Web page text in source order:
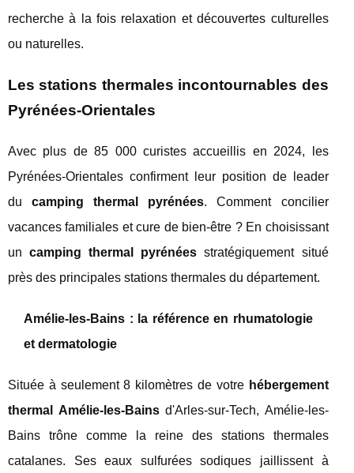
recherche à la fois relaxation et découvertes culturelles
ou naturelles.
Les stations thermales incontournables des
Pyrénées-Orientales
Avec plus de 85 000 curistes accueillis en 2024, les
Pyrénées-Orientales confirment leur position de leader
ducamping thermal pyrénées. Comment concilier
vacances familiales et cure de bien-être ? En choisissant
uncamping thermal pyrénées stratégiquement situé
près des principales stations thermales du département.
Amélie-les-Bains : la référence en rhumatologie
et dermatologie
Située à seulement 8 kilomètres de votre hébergement
thermal Amélie-les-Bainsd'Arles-sur-Tech, Amélie-les-
Bains trône comme la reine des stations thermales
catalanes. Ses eaux sulfurées sodiques jaillissent à